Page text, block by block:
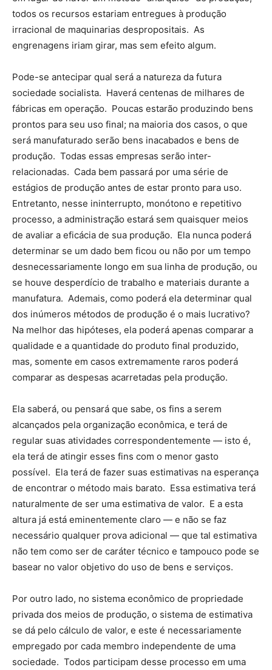
todos os recursos estariam entregues à produção
irracional de maquinarias despropositais. As
engrenagens iriam girar, mas sem efeito algum.
Pode-se antecipar qual será a natureza da futura
sociedade socialista. Haverá centenas de milhares de
fábricas em operação. Poucas estarão produzindo bens
prontos para seu uso final; na maioria dos casos, o que
será manufaturado serão bens inacabados e bens de
produção. Todas essas empresas serão inter-
relacionadas. Cada bem passará por uma série de
estágios de produção antes de estar pronto para uso.
Entretanto, nesse ininterrupto, monótono e repetitivo
processo, a administração estará sem quaisquer meios
de avaliar a eficácia de sua produção. Ela nunca poderá
determinar se um dado bem ficou ou não por um tempo
desnecessariamente longo em sua linha de produção, ou
se houve desperdício de trabalho e materiais durante a
manufatura. Ademais, como poderá ela determinar qual
dos inúmeros métodos de produção é o mais lucrativo?
Na melhor das hipóteses, ela poderá apenas comparar a
qualidade e a quantidade do produto final produzido,
mas, somente em casos extremamente raros poderá
comparar as despesas acarretadas pela produção.
Ela saberá, ou pensará que sabe, os fins a serem
alcançados pela organização econômica, e terá de
regular suas atividades correspondentemente — isto é,
ela terá de atingir esses fins com o menor gasto
possível. Ela terá de fazer suas estimativas na esperança
de encontrar o método mais barato. Essa estimativa terá
naturalmente de ser uma estimativa de valor. E a esta
altura já está eminentemente claro — e não se faz
necessário qualquer prova adicional — que tal estimativa
não tem como ser de caráter técnico e tampouco pode se
basear no valor objetivo do uso de bens e serviços.
Por outro lado, no sistema econômico de propriedade
privada dos meios de produção, o sistema de estimativa
se dá pelo cálculo de valor, e este é necessariamente
empregado por cada membro independente de uma
sociedade. Todos participam desse processo em uma